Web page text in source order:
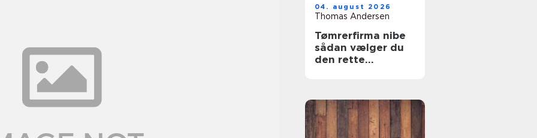
04. august 2026
Thomas Andersen
Tømrerfirma nibe
sådan vælger du
den rette